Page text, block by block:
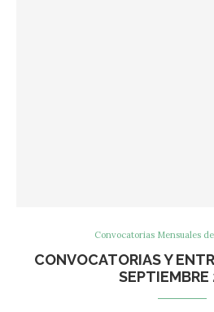
Convocatorias Mensuales
CONVOCATORIAS Y
SEPTIEMBRE